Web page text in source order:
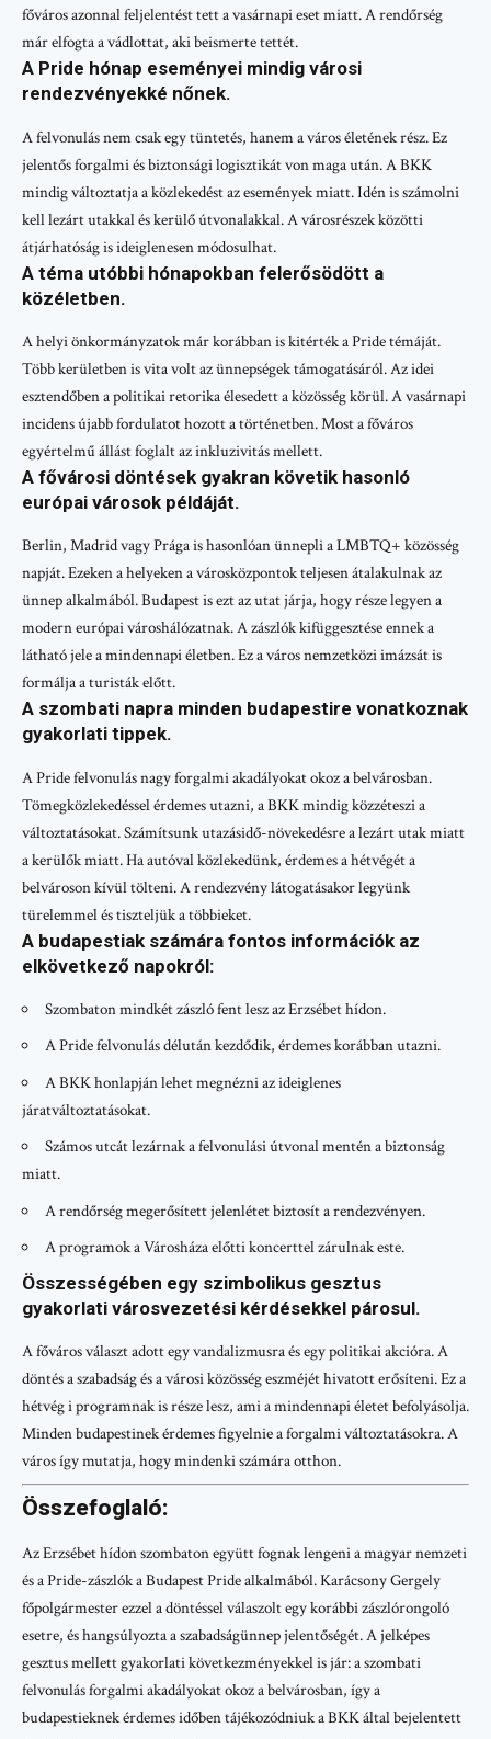
főváros azonnal feljelentést tett a vasárnapi eset miatt. A rendőrség
már elfogta a vádlottat, aki beismerte tettét.
A Pride hónap eseményei mindig városi
rendezvényekké nőnek.
A felvonulás nem csak egy tüntetés, hanem a város életének rész. Ez
jelentős forgalmi és biztonsági logisztikát von maga után. A BKK
mindig változtatja a közlekedést az események miatt. Idén is számolni
kell lezárt utakkal és kerülő útvonalakkal. A városrészek közötti
átjárhatóság is ideiglenesen módosulhat.
A téma utóbbi hónapokban felerősödött a
közéletben.
A helyi önkormányzatok már korábban is kitérték a Pride témáját.
Több kerületben is vita volt az ünnepségek támogatásáról. Az idei
esztendőben a politikai retorika élesedett a közösség körül. A vasárnapi
incidens újabb fordulatot hozott a történetben. Most a főváros
egyértelmű állást foglalt az inkluzivitás mellett.
A fővárosi döntések gyakran követik hasonló
európai városok példáját.
Berlin, Madrid vagy Prága is hasonlóan ünnepli a LMBTQ+ közösség
napját. Ezeken a helyeken a városközpontok teljesen átalakulnak az
ünnep alkalmából. Budapest is ezt az utat járja, hogy része legyen a
modern európai városhálózatnak. A zászlók kifüggesztése ennek a
látható jele a mindennapi életben. Ez a város nemzetközi imázsát is
formálja a turisták előtt.
A szombati napra minden budapestire vonatkoznak
gyakorlati tippek.
A Pride felvonulás nagy forgalmi akadályokat okoz a belvárosban.
Tömegközlekedéssel érdemes utazni, a BKK mindig közzéteszi a
változtatásokat. Számítsunk utazásidő-növekedésre a lezárt utak miatt
a kerülők miatt. Ha autóval közlekedünk, érdemes a hétvégét a
belvároson kívül tölteni. A rendezvény látogatásakor legyünk
türelemmel és tiszteljük a többieket.
A budapestiak számára fontos információk az
elkövetkező napokról:
Szombaton mindkét zászló fent lesz az Erzsébet hídon.
A Pride felvonulás délután kezdődik, érdemes korábban utazni.
A BKK honlapján lehet megnézni az ideiglenes
járatváltoztatásokat.
Számos utcát lezárnak a felvonulási útvonal mentén a biztonság
miatt.
A rendőrség megerősített jelenlétet biztosít a rendezvényen.
A programok a Városháza előtti koncerttel zárulnak este.
Összességében egy szimbolikus gesztus
gyakorlati városvezetési kérdésekkel párosul.
A főváros választ adott egy vandalizmusra és egy politikai akcióra. A
döntés a szabadság és a városi közösség eszméjét hivatott erősíteni. Ez a
hétvég i programnak is része lesz, ami a mindennapi életet befolyásolja.
Minden budapestinek érdemes figyelnie a forgalmi változtatásokra. A
város így mutatja, hogy mindenki számára otthon.
Összefoglaló:
Az Erzsébet hídon szombaton együtt fognak lengeni a magyar nemzeti
és a Pride-zászlók a Budapest Pride alkalmából. Karácsony Gergely
főpolgármester ezzel a döntéssel válaszolt egy korábbi zászlórongoló
esetre, és hangsúlyozta a szabadságünnep jelentőségét. A jelképes
gesztus mellett gyakorlati következményekkel is jár: a szombati
felvonulás forgalmi akadályokat okoz a belvárosban, így a
budapestieknek érdemes időben tájékozódniuk a BKK által bejelentett